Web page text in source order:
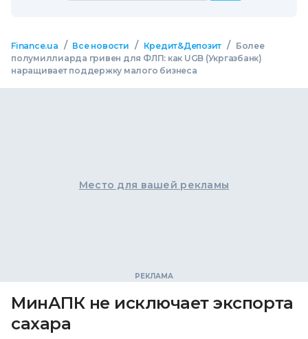
Finance.ua / Все новости / Кредит&Депозит /
Более
полумиллиарда гривен для ФЛП: как UGB (Укргазбанк)
наращивает поддержку малого бизнеса
Место для вашей рекламы
МинАПК не исключает экспорта
сахара